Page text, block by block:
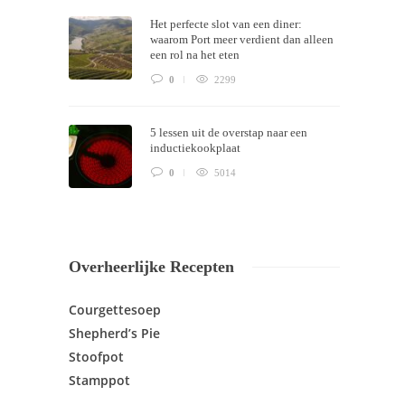
Het perfecte slot van een diner:
waarom Port meer verdient dan alleen
een rol na het eten
0 2299
5 lessen uit de overstap naar een
inductiekookplaat
0 5014
Overheerlijke Recepten
Courgettesoep
Shepherd’s Pie
Stoofpot
Stamppot